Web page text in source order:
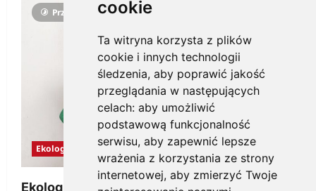
cookie
Ta witryna korzysta z plików
cookie i innych technologii
śledzenia, aby poprawić jakość
przeglądania w następujących
celach: aby umożliwić
podstawową funkcjonalność
serwisu, aby zapewnić lepsze
wrażenia z korzystania ze strony
internetowej, aby zmierzyć Twoje
Przeczytano 3 minut
Ekologia
Ekologiczne gadżety reklamowe dla firmy,